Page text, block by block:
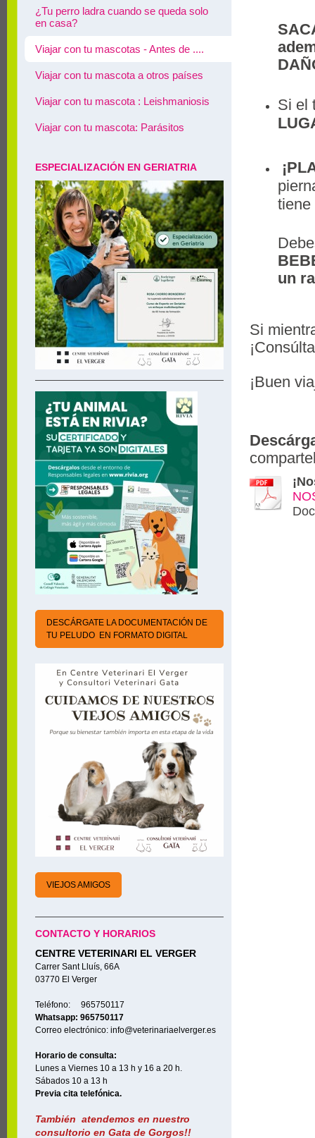
Si el
un
Si
¡Buen
¿Tu perro ladra cuando se queda solo
en casa?
Viajar con tu mascotas - Antes de ....
Viajar con tu mascota a otros países
Viajar con tu mascota : Leishmaniosis
Viajar con tu mascota: Parásitos
ESPECIALIZACIÓN EN GERIATRIA
DESCÁRGATE LA DOCUMENTACIÓN DE
TU PELUDO EN FORMATO DIGITAL
VIEJOS AMIGOS
CONTACTO Y HORARIOS
CENTRE VETERINARI EL VERGER
Carrer Sant Lluís, 66A
03770 El Verger
Teléfono: 965750117
Whatsapp: 965750117
Correo electrónico: info@veterinariaelverger.es
Horario de consulta:
Lunes a Viernes 10 a 13 h y 16 a 20 h.
Sábados 10 a 13 h
Previa cita telefónica.
También atendemos en nuestro
consultorio en Gata de Gorgos!!